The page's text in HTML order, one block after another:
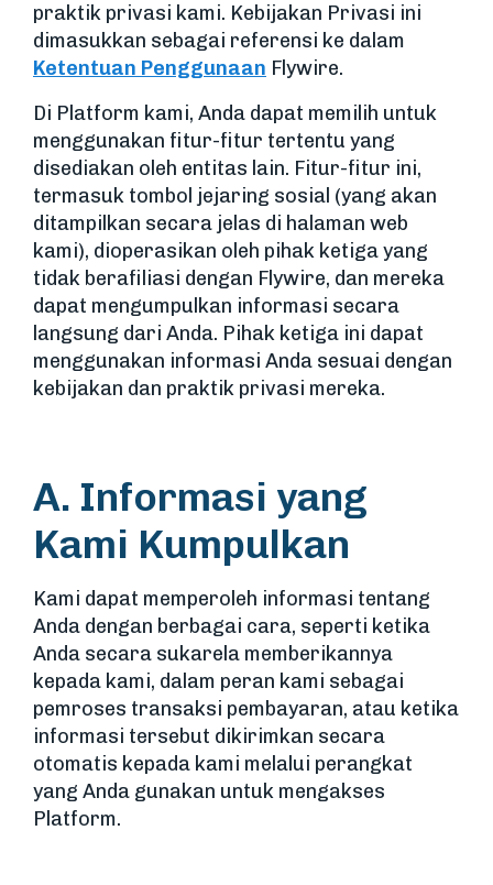
praktik privasi kami. Kebijakan Privasi ini
dimasukkan sebagai referensi ke dalam
Ketentuan Penggunaan Flywire.
Di Platform kami, Anda dapat memilih untuk
menggunakan fitur-fitur tertentu yang
disediakan oleh entitas lain. Fitur-fitur ini,
termasuk tombol jejaring sosial (yang akan
ditampilkan secara jelas di halaman web
kami), dioperasikan oleh pihak ketiga yang
tidak berafiliasi dengan Flywire, dan mereka
dapat mengumpulkan informasi secara
langsung dari Anda. Pihak ketiga ini dapat
menggunakan informasi Anda sesuai dengan
kebijakan dan praktik privasi mereka.
A. Informasi yang
Kami Kumpulkan
Kami dapat memperoleh informasi tentang
Anda dengan berbagai cara, seperti ketika
Anda secara sukarela memberikannya
kepada kami, dalam peran kami sebagai
pemroses transaksi pembayaran, atau ketika
informasi tersebut dikirimkan secara
otomatis kepada kami melalui perangkat
yang Anda gunakan untuk mengakses
Platform.